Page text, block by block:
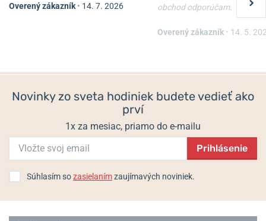
Overený zákazník • 14. 7. 2026
obchod odporúčam.
Overený zákazník • 14. 5.
Novinky zo sveta hodiniek budete vedieť ako
prví
1x za mesiac, priamo do e-mailu
Prihlásenie
Súhlasím sozasielanímzaujímavých noviniek.